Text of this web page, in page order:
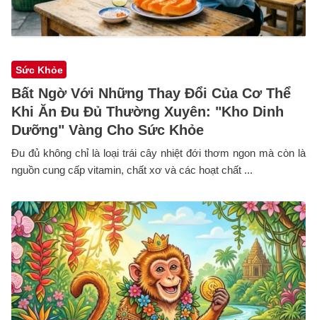
Sức Khỏe
Bất Ngờ Với Những Thay Đổi Của Cơ Thể
Khi Ăn Đu Đủ Thường Xuyên: "Kho Dinh
Dưỡng" Vàng Cho Sức Khỏe
Đu đủ không chỉ là loại trái cây nhiệt đới thơm ngon mà còn là
nguồn cung cấp vitamin, chất xơ và các hoạt chất ...